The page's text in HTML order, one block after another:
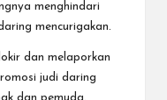
menghindari
mencurigakan.
dan melaporkan
judi daring